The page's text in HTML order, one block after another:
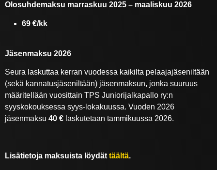
Olosuhdemaksu marraskuu 2025 – maaliskuu 2026
69 €/kk
Jäsenmaksu 2026
Seura laskuttaa kerran vuodessa kaikilta pelaajajäseniltään
(sekä kannatusjäseniltään) jäsenmaksun, jonka suuruus
määritellään vuosittain TPS Juniorijalkapallo ry:n
syyskokouksessa syys-lokakuussa. Vuoden 2026
jäsenmaksu 40 € laskutetaan tammikuussa 2026.
Lisätietoja maksuista löydät täältä.